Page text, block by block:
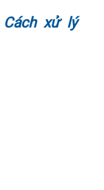
Cách xử lý